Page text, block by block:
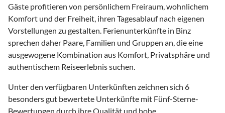
Gäste profitieren von persönlichem Freiraum, wohnlichem
Komfort und der Freiheit, ihren Tagesablauf nach eigenen
Vorstellungen zu gestalten. Ferienunterkünfte in Binz
sprechen daher Paare, Familien und Gruppen an, die eine
ausgewogene Kombination aus Komfort, Privatsphäre und
authentischem Reiseerlebnis suchen.
Unter den verfügbaren Unterkünften zeichnen sich 6
besonders gut bewertete Unterkünfte mit Fünf-Sterne-
Bewertungen durch ihre Qualität und hohe